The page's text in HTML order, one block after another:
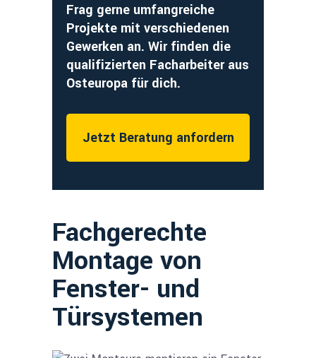
Frag gerne umfang­reiche
Projekte mit verschie­denen
Gewerken an. Wir finden die
qualifizierten Facharbeiter aus
Osteuropa für dich.
Jetzt Beratung anfordern
Fachgerechte
Montage von
Fenster- und
Türsystemen​